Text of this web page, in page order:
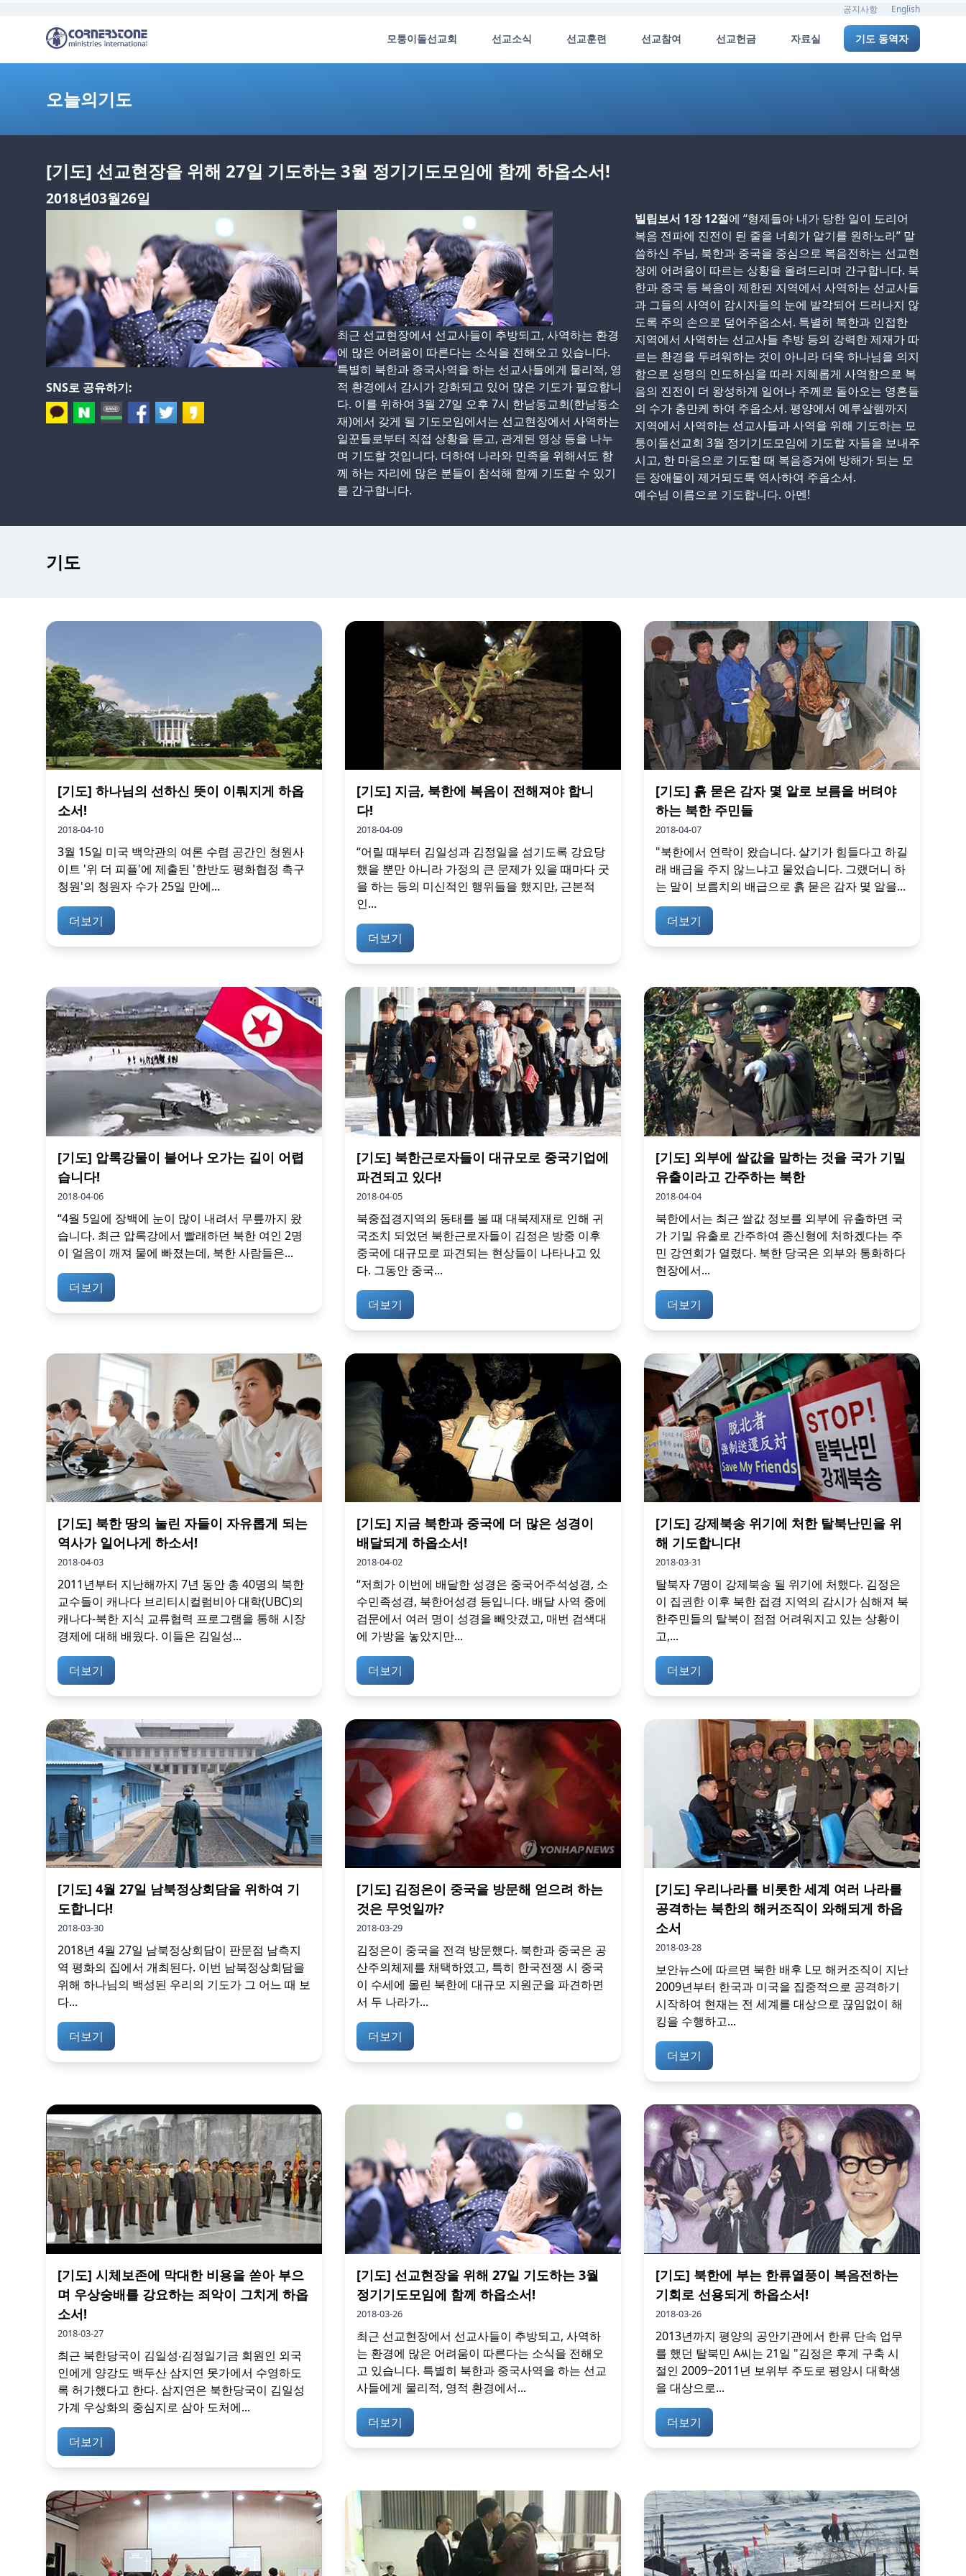
공지사항 English
모퉁이돌선교회 선교소식 선교훈련 선교참여 선교헌금 자료실 기도 동역자
오늘의기도
[기도] 선교현장을 위해 27일 기도하는 3월 정기기도모임에 함께 하옵소서!
2018년03월26일
SNS로 공유하기:
최근 선교현장에서 선교사들이 추방되고, 사역하는 환경
에 많은 어려움이 따른다는 소식을 전해오고 있습니다.
특별히 북한과 중국사역을 하는 선교사들에게 물리적, 영
적 환경에서 감시가 강화되고 있어 많은 기도가 필요합니
다. 이를 위하여 3월 27일 오후 7시 한남동교회(한남동소
재)에서 갖게 될 기도모임에서는 선교현장에서 사역하는
일꾼들로부터 직접 상황을 듣고, 관계된 영상 등을 나누
며 기도할 것입니다. 더하여 나라와 민족을 위해서도 함
께 하는 자리에 많은 분들이 참석해 함께 기도할 수 있기
를 간구합니다.
빌립보서 1장 12절에 “형제들아 내가 당한 일이 도리어
복음 전파에 진전이 된 줄을 너희가 알기를 원하노라” 말
씀하신 주님, 북한과 중국을 중심으로 복음전하는 선교현
장에 어려움이 따르는 상황을 올려드리며 간구합니다. 북
한과 중국 등 복음이 제한된 지역에서 사역하는 선교사들
과 그들의 사역이 감시자들의 눈에 발각되어 드러나지 않
도록 주의 손으로 덮어주옵소서. 특별히 북한과 인접한
지역에서 사역하는 선교사들 추방 등의 강력한 제재가 따
르는 환경을 두려워하는 것이 아니라 더욱 하나님을 의지
함으로 성령의 인도하심을 따라 지혜롭게 사역함으로 복
음의 진전이 더 왕성하게 일어나 주께로 돌아오는 영혼들
의 수가 충만케 하여 주옵소서. 평양에서 예루살렘까지
지역에서 사역하는 선교사들과 사역을 위해 기도하는 모
퉁이돌선교회 3월 정기기도모임에 기도할 자들을 보내주
시고, 한 마음으로 기도할 때 복음증거에 방해가 되는 모
든 장애물이 제거되도록 역사하여 주옵소서.
예수님 이름으로 기도합니다. 아멘!
기도
[기도] 하나님의 선하신 뜻이 이뤄지게 하옵
소서!
2018-04-10
3월 15일 미국 백악관의 여론 수렴 공간인 청원사
이트 '위 더 피플'에 제출된 '한반도 평화협정 촉구
청원'의 청원자 수가 25일 만에...
더보기
[기도] 지금, 북한에 복음이 전해져야 합니
다!
2018-04-09
“어릴 때부터 김일성과 김정일을 섬기도록 강요당
했을 뿐만 아니라 가정의 큰 문제가 있을 때마다 굿
을 하는 등의 미신적인 행위들을 했지만, 근본적
인...
더보기
[기도] 흙 묻은 감자 몇 알로 보름을 버텨야
하는 북한 주민들
2018-04-07
"북한에서 연락이 왔습니다. 살기가 힘들다고 하길
래 배급을 주지 않느냐고 물었습니다. 그랬더니 하
는 말이 보름치의 배급으로 흙 묻은 감자 몇 알을...
더보기
[기도] 압록강물이 불어나 오가는 길이 어렵
습니다!
2018-04-06
“4월 5일에 장백에 눈이 많이 내려서 무릎까지 왔
습니다. 최근 압록강에서 빨래하던 북한 여인 2명
이 얼음이 깨져 물에 빠졌는데, 북한 사람들은...
더보기
[기도] 북한근로자들이 대규모로 중국기업에
파견되고 있다!
2018-04-05
북중접경지역의 동태를 볼 때 대북제재로 인해 귀
국조치 되었던 북한근로자들이 김정은 방중 이후
중국에 대규모로 파견되는 현상들이 나타나고 있
다. 그동안 중국...
더보기
[기도] 외부에 쌀값을 말하는 것을 국가 기밀
유출이라고 간주하는 북한
2018-04-04
북한에서는 최근 쌀값 정보를 외부에 유출하면 국
가 기밀 유출로 간주하여 종신형에 처하겠다는 주
민 강연회가 열렸다. 북한 당국은 외부와 통화하다
현장에서...
더보기
[기도] 북한 땅의 눌린 자들이 자유롭게 되는
역사가 일어나게 하소서!
2018-04-03
2011년부터 지난해까지 7년 동안 총 40명의 북한
교수들이 캐나다 브리티시컬럼비아 대학(UBC)의
캐나다-북한 지식 교류협력 프로그램을 통해 시장
경제에 대해 배웠다. 이들은 김일성...
더보기
[기도] 지금 북한과 중국에 더 많은 성경이
배달되게 하옵소서!
2018-04-02
“저희가 이번에 배달한 성경은 중국어주석성경, 소
수민족성경, 북한어성경 등입니다. 배달 사역 중에
검문에서 여러 명이 성경을 빼앗겼고, 매번 검색대
에 가방을 놓았지만...
더보기
[기도] 강제북송 위기에 처한 탈북난민을 위
해 기도합니다!
2018-03-31
탈북자 7명이 강제북송 될 위기에 처했다. 김정은
이 집권한 이후 북한 접경 지역의 감시가 심해져 북
한주민들의 탈북이 점점 어려워지고 있는 상황이
고,...
더보기
[기도] 4월 27일 남북정상회담을 위하여 기
도합니다!
2018-03-30
2018년 4월 27일 남북정상회담이 판문점 남측지
역 평화의 집에서 개최된다. 이번 남북정상회담을
위해 하나님의 백성된 우리의 기도가 그 어느 때 보
다...
더보기
[기도] 김정은이 중국을 방문해 얻으려 하는
것은 무엇일까?
2018-03-29
김정은이 중국을 전격 방문했다. 북한과 중국은 공
산주의체제를 채택하였고, 특히 한국전쟁 시 중국
이 수세에 몰린 북한에 대규모 지원군을 파견하면
서 두 나라가...
더보기
[기도] 우리나라를 비롯한 세계 여러 나라를
공격하는 북한의 해커조직이 와해되게 하옵
소서
2018-03-28
보안뉴스에 따르면 북한 배후 L모 해커조직이 지난
2009년부터 한국과 미국을 집중적으로 공격하기
시작하여 현재는 전 세계를 대상으로 끊임없이 해
킹을 수행하고...
더보기
[기도] 시체보존에 막대한 비용을 쏟아 부으
며 우상숭배를 강요하는 죄악이 그치게 하옵
소서!
2018-03-27
최근 북한당국이 김일성‧김정일기금 회원인 외국
인에게 양강도 백두산 삼지연 못가에서 수영하도
록 허가했다고 한다. 삼지연은 북한당국이 김일성
가계 우상화의 중심지로 삼아 도처에...
더보기
[기도] 선교현장을 위해 27일 기도하는 3월
정기기도모임에 함께 하옵소서!
2018-03-26
최근 선교현장에서 선교사들이 추방되고, 사역하
는 환경에 많은 어려움이 따른다는 소식을 전해오
고 있습니다. 특별히 북한과 중국사역을 하는 선교
사들에게 물리적, 영적 환경에서...
더보기
[기도] 북한에 부는 한류열풍이 복음전하는
기회로 선용되게 하옵소서!
2018-03-26
2013년까지 평양의 공안기관에서 한류 단속 업무
를 했던 탈북민 A씨는 21일 "김정은 후계 구축 시
절인 2009~2011년 보위부 주도로 평양시 대학생
을 대상으로...
더보기